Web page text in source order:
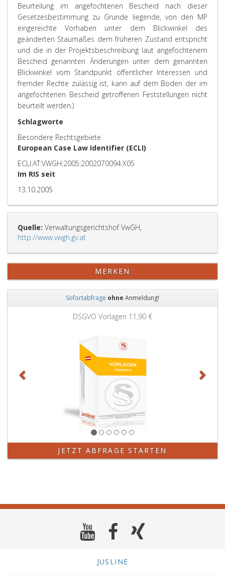
Beurteilung im angefochtenen Bescheid nach dieser
Gesetzesbestimmung zu Grunde liegende, von den MP
eingereichte Vorhaben unter dem Blickwinkel des
geänderten Staumaßes dem früheren Zustand entspricht
und die in der Projektsbeschreibung laut angefochtenem
Bescheid genannten Änderungen unter dem genannten
Blickwinkel vom Standpunkt öffentlicher Interessen und
fremder Rechte zulässig ist, kann auf dem Boden der im
angefochtenen Bescheid getroffenen Feststellungen nicht
beurteilt werden.)
Schlagworte
Besondere Rechtsgebiete
European Case Law Identifier (ECLI)
ECLI:AT:VWGH:2005:2002070094.X05
Im RIS seit
13.10.2005
Quelle: Verwaltungsgerichtshof VwGH,
http://www.vwgh.gv.at
MERKEN
Sofortabfrage ohne Anmeldung!
DSGVO Vorlagen 11,90 €
JETZT ABFRAGE STARTEN
JUSLINE